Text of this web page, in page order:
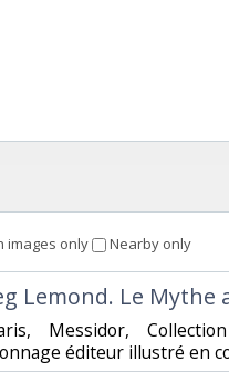
images only Nearby only
Lemond. Le Mythe
Messidor,
éditeur illustré en